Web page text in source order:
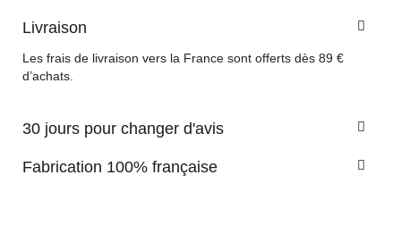
Livraison
Les frais de livraison vers la France sont offerts dès 89 €
d’achats.
30 jours pour changer d'avis
Fabrication 100% française